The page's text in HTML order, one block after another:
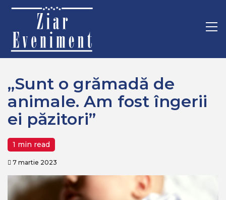
Recomandate
„Sunt o grămadă de animale. Am fost îngerii ei păzitori”
„Sunt o grămadă de
animale. Am fost îngerii
ei păzitori”
1 min read
7 martie 2023